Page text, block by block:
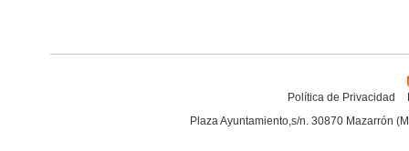
Política de Privacidad
Plaza Ayuntamiento,s/n. 30870 Mazarrón